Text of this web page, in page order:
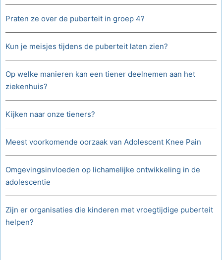
Praten ze over de puberteit in groep 4?
Kun je meisjes tijdens de puberteit laten zien?
Op welke manieren kan een tiener deelnemen aan het
ziekenhuis?
Kijken naar onze tieners?
Meest voorkomende oorzaak van Adolescent Knee Pain
Omgevingsinvloeden op lichamelijke ontwikkeling in de
adolescentie
Zijn er organisaties die kinderen met vroegtijdige puberteit
helpen?